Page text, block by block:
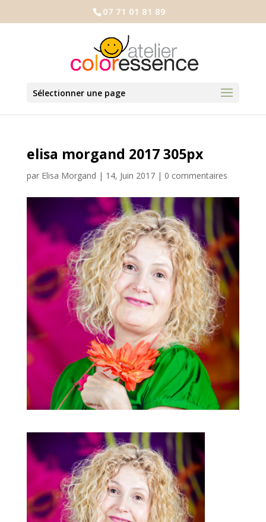
07 71 01 81 89
Sélectionner une page
elisa morgand 2017 305px
par Elisa Morgand | 14, Juin 2017| 0 commentaires